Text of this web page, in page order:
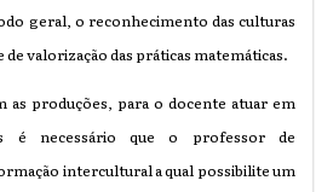
geral, o reconhecimento das culturas
de valorização das práticas matemáticas.
para o docente atuar em
é necessário que o professor de
intercultural a qual possibilite um